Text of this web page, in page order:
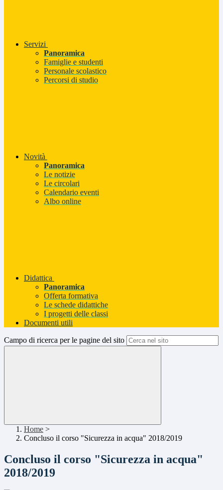
Servizi
Panoramica
Famiglie e studenti
Personale scolastico
Percorsi di studio
Novità
Panoramica
Le notizie
Le circolari
Calendario eventi
Albo online
Didattica
Panoramica
Offerta formativa
Le schede didattiche
I progetti delle classi
Documenti utili
Campo di ricerca per le pagine del sito
Home >
Concluso il corso "Sicurezza in acqua" 2018/2019
Concluso il corso "Sicurezza in acqua"
2018/2019